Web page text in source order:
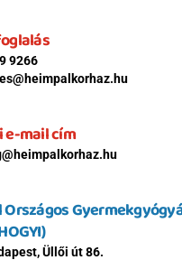
9266
e-mail cím
Országos
Üllői út 86.